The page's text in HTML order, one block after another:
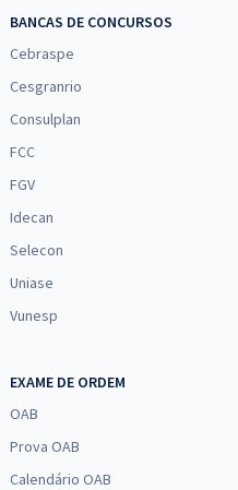
BANCAS DE CONCURSOS
Cebraspe
Cesgranrio
Consulplan
FCC
FGV
Idecan
Selecon
Uniase
Vunesp
EXAME DE ORDEM
OAB
Prova OAB
Calendário OAB